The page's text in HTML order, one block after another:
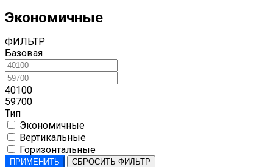
Экономичные
ФИЛЬТР
Базовая
40100
59700
Тип
Экономичные
Вертикальные
Горизонтальные
ПРИМЕНИТЬ СБРОСИТЬ ФИЛЬТР